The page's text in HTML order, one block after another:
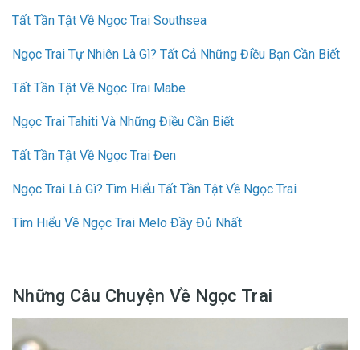
Tất Tần Tật Về Ngọc Trai Southsea
Ngọc Trai Tự Nhiên Là Gì? Tất Cả Những Điều Bạn Cần Biết
Tất Tần Tật Về Ngọc Trai Mabe
Ngọc Trai Tahiti Và Những Điều Cần Biết
Tất Tần Tật Về Ngọc Trai Đen
Ngọc Trai Là Gì? Tìm Hiểu Tất Tần Tật Về Ngọc Trai
Tìm Hiểu Về Ngọc Trai Melo Đầy Đủ Nhất
Những Câu Chuyện Về Ngọc Trai